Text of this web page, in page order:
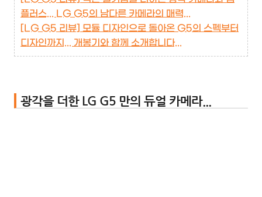
플러스... LG G5의 남다른 카메라의 매력...
[LG G5 리뷰] 모듈 디자인으로 돌아온 G5의 스펙부터
디자인까지... 개봉기와 함께 소개합니다...
광각을 더한 LG G5 만의 듀얼 카메라...